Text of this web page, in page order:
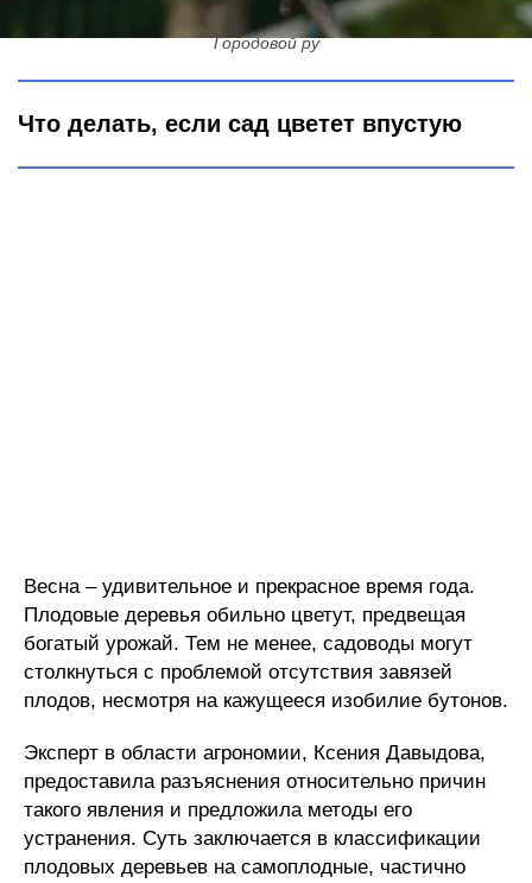
для урожая
Городовой ру
Что делать, если сад цветет впустую
Весна – удивительное и прекрасное время года.
Плодовые деревья обильно цветут, предвещая
богатый урожай. Тем не менее, садоводы могут
столкнуться с проблемой отсутствия завязей
плодов, несмотря на кажущееся изобилие бутонов.
Эксперт в области агрономии, Ксения Давыдова,
предоставила разъяснения относительно причин
такого явления и предложила методы его
устранения. Суть заключается в классификации
плодовых деревьев на самоплодные, частично